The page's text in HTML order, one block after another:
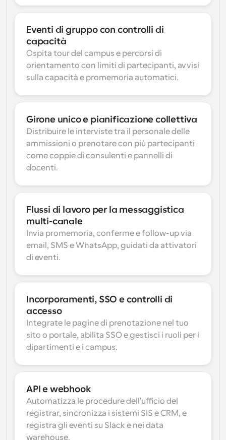
Eventi di gruppo con controlli di
capacità
Ospita tour del campus e percorsi di
orientamento con limiti di partecipanti, avvisi
sulla capacità e promemoria automatici.
Girone unico e pianificazione collettiva
Distribuire le interviste tra il personale delle
ammissioni o prenotare con più partecipanti
come coppie di consulenti e pannelli di
docenti.
Flussi di lavoro per la messaggistica
multi-canale
Invia promemoria, conferme e follow-up via
email, SMS e WhatsApp, guidati da attivatori
di eventi.
Incorporamenti, SSO e controlli di
accesso
Integrate le pagine di prenotazione nel tuo
sito o portale, abilita SSO e gestisci i ruoli per i
dipartimenti e i campus.
API e webhook
Automatizza le procedure dell'ufficio del
registrar, sincronizza i sistemi SIS e CRM, e
registra gli eventi su Slack e nei data
warehouse.